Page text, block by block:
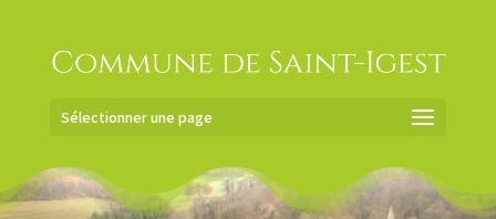
Sélectionner une page